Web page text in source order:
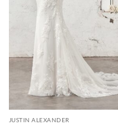
JUSTIN ALEXANDER